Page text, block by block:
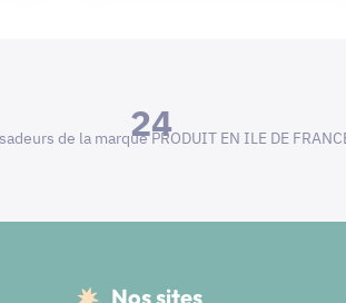
24
de la marque PRODUIT EN ILE DE
Nos sites